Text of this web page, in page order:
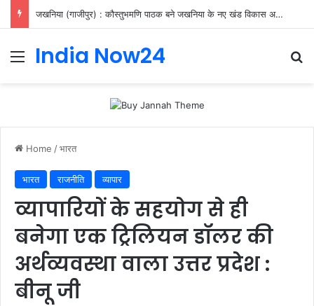
जखनिया (गाजीपुर) : कौस्तुभमणि पाठक बने जखनिया के नए खंड विकास अधिकारी, संभाला अतिरिक्त प्रभार
India Now24
Home /भारत
भारत राजनीति व्यापार
व्यापारियों के सहयोग से ही
बनेगा एक ट्रिलियन डॉलर की
अर्थव्यवस्था वाला उत्तर प्रदेश :
बीनू जी